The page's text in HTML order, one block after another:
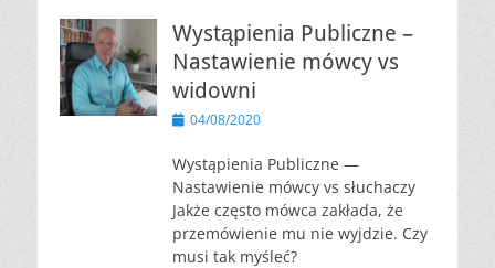
Wystąpienia Publiczne –
Nastawienie mówcy vs
widowni
Opublikowano
04/08/2020
Wystąpienia Publiczne —
Nastawienie mówcy vs słuchaczy
Jakże często mówca zakłada, że
przemówienie mu nie wyjdzie. Czy
musi tak myśleć?